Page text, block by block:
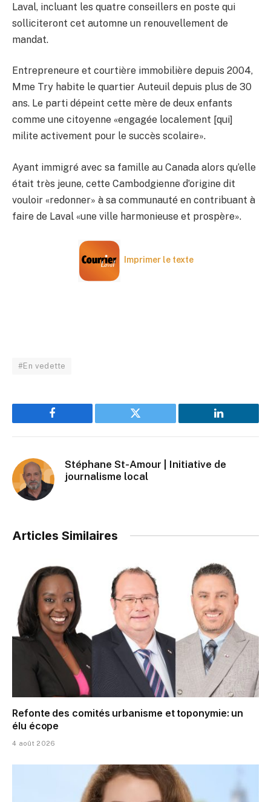
Laval, incluant les quatre conseillers en poste qui
solliciteront cet automne un renouvellement de
mandat.
Entrepreneure et courtière immobilière depuis 2004,
Mme Try habite le quartier Auteuil depuis plus de 30
ans. Le parti dépeint cette mère de deux enfants
comme une citoyenne «engagée localement [qui]
milite activement pour le succès scolaire».
Ayant immigré avec sa famille au Canada alors qu’elle
était très jeune, cette Cambodgienne d’origine dit
vouloir «redonner» à sa communauté en contribuant à
faire de Laval «une ville harmonieuse et prospère».
Imprimer le texte
#En vedette
Facebook Twitter LinkedIn
Stéphane St-Amour | Initiative de
journalisme local
Articles Similaires
Refonte des comités urbanisme et toponymie: un
élu écope
4 août 2026